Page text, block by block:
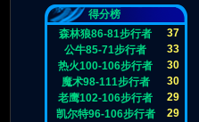
得分榜
森林狼86-81步行者
37
公牛85-71步行者
33
热火100-106步行者
30
魔术98-111步行者
30
老鹰102-106步行者
29
凯尔特96-106步行者
29